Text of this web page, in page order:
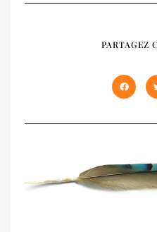
premiers numéros
un seul volume de
PARTAGEZ